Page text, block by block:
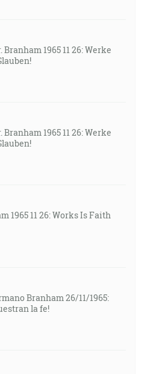
1965 11 26: Werke
1965 11 26: Werke
1965 11 26: Works Is Faith
Branham 26/11/1965:
la fe!